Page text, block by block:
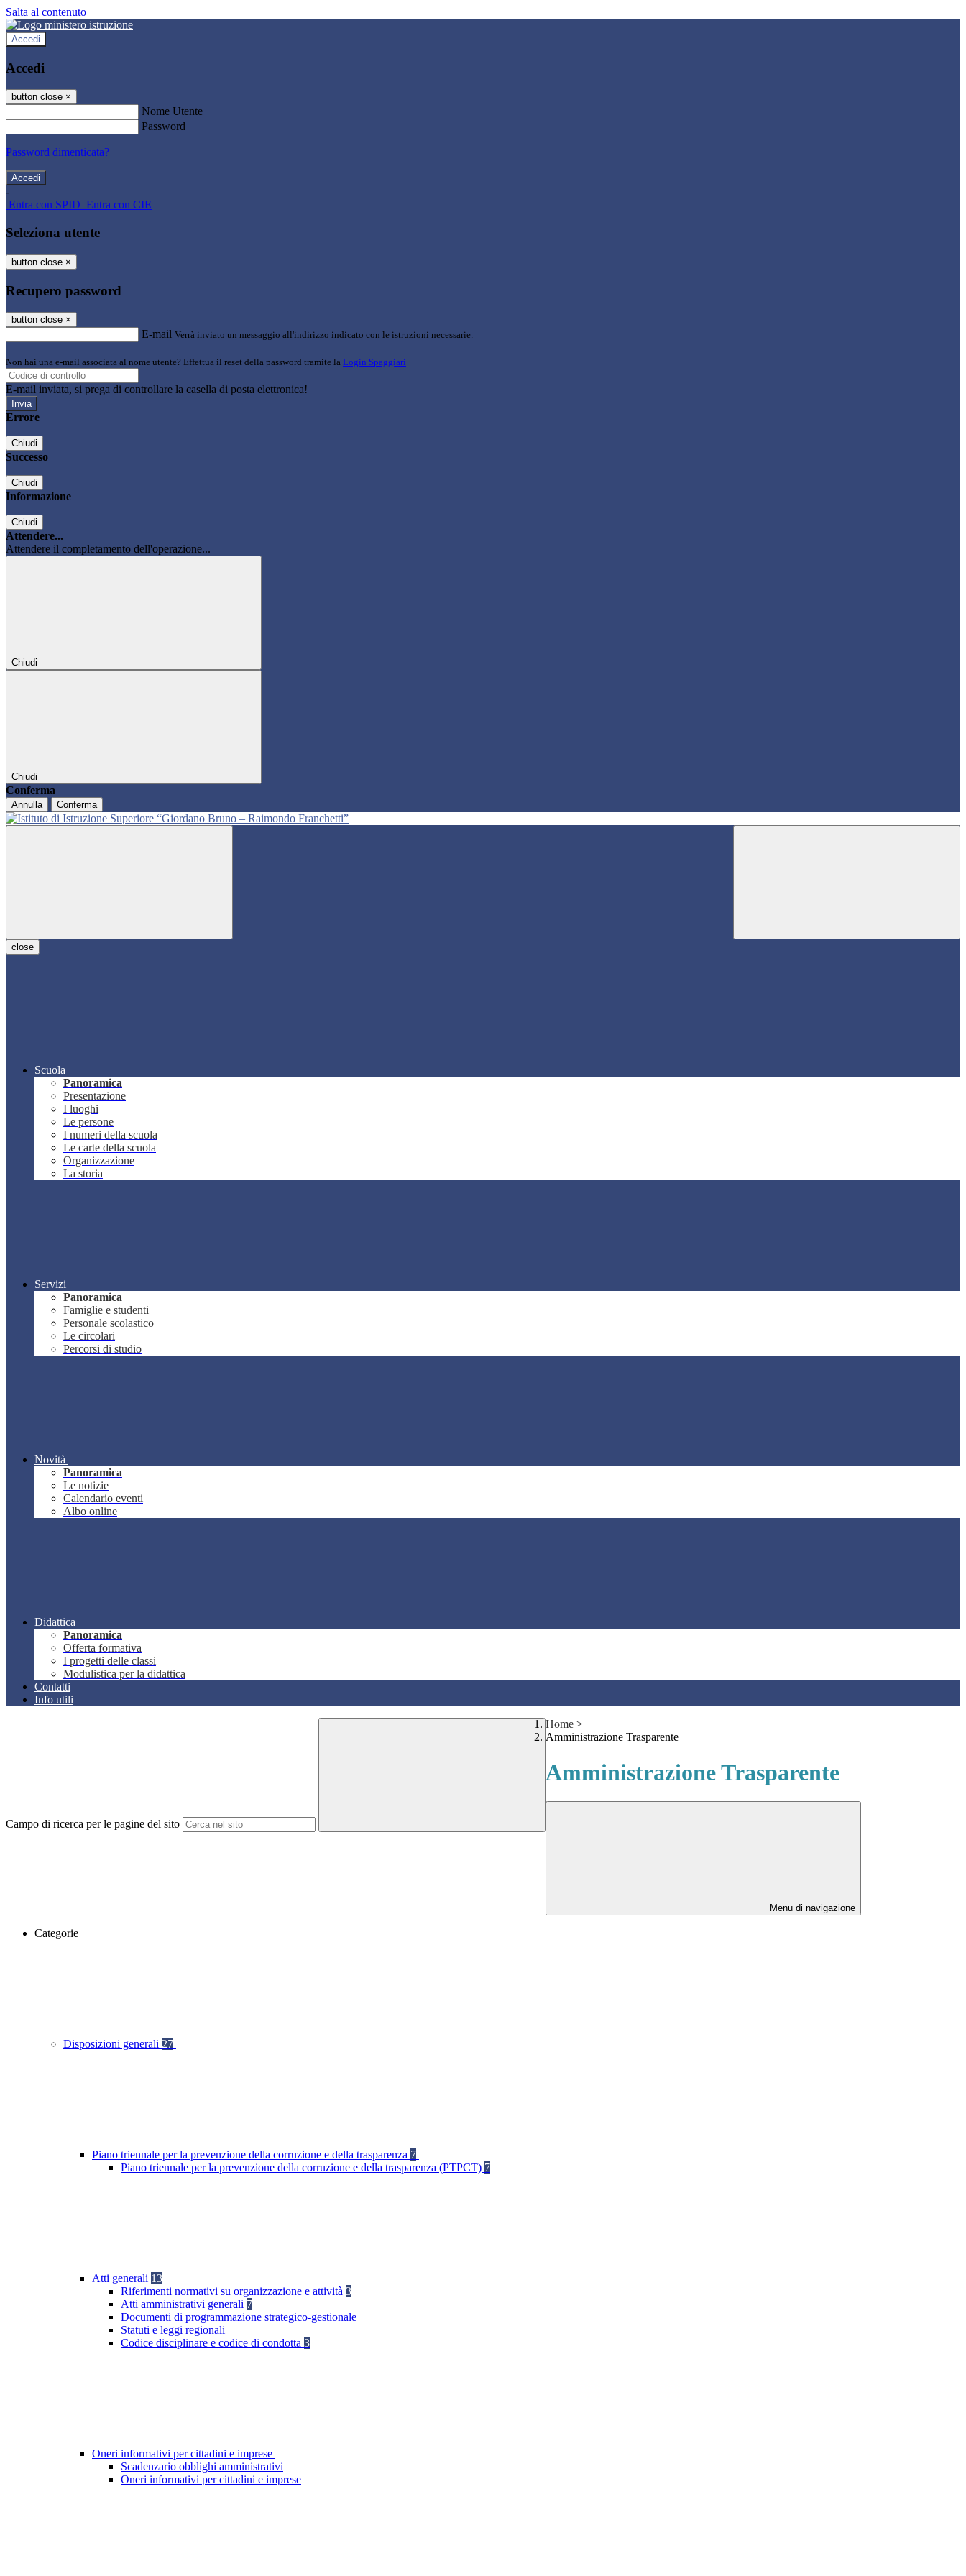
Salta al contenuto
Accedi
Accedi
button close ×
Nome Utente
Password
Password dimenticata?
-
Entra con SPID Entra con CIE
Seleziona utente
button close ×
Recupero password
button close ×
E-mail Verrà inviato un messaggio all'indirizzo indicato con le istruzioni necessarie.
Non hai una e-mail associata al nome utente? Effettua il reset della password tramite la Login Spaggiari
E-mail inviata, si prega di controllare la casella di posta elettronica!
Errore
Chiudi
Successo
Chiudi
Informazione
Chiudi
Attendere...
Attendere il completamento dell'operazione...
Chiudi
Chiudi
Conferma
Annulla Conferma
close
Scuola
Panoramica
Presentazione
I luoghi
Le persone
I numeri della scuola
Le carte della scuola
Organizzazione
La storia
Servizi
Panoramica
Famiglie e studenti
Personale scolastico
Le circolari
Percorsi di studio
Novità
Panoramica
Le notizie
Calendario eventi
Albo online
Didattica
Panoramica
Offerta formativa
I progetti delle classi
Modulistica per la didattica
Contatti
Info utili
Campo di ricerca per le pagine del sito
Home >
Amministrazione Trasparente
Amministrazione Trasparente
Menu di navigazione
Categorie
Disposizioni generali 27
Piano triennale per la prevenzione della corruzione e della trasparenza 7
Piano triennale per la prevenzione della corruzione e della trasparenza (PTPCT) 7
Atti generali 13
Riferimenti normativi su organizzazione e attività 3
Atti amministrativi generali 7
Documenti di programmazione strategico-gestionale
Statuti e leggi regionali
Codice disciplinare e codice di condotta 3
Oneri informativi per cittadini e imprese
Scadenzario obblighi amministrativi
Oneri informativi per cittadini e imprese